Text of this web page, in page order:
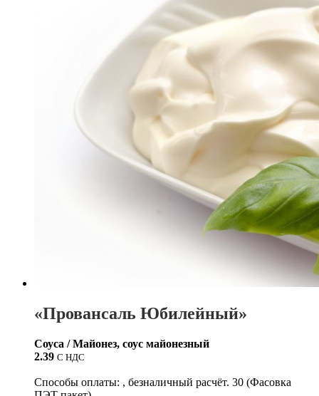
«Провансаль Юбилейный»
Соуса / Майонез, соус майонезный
2.39 С НДС
Способы оплаты: , безналичный расчёт. 30 (Фасовка